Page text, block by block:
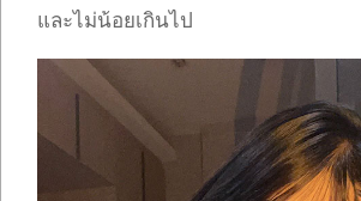
และไม่น้อยเกินไป